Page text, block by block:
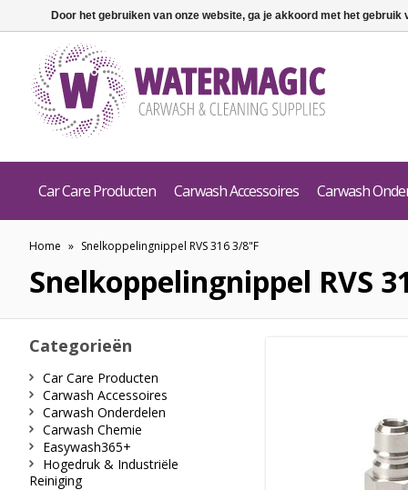
Car Care Producten Carwash Accessoires Carwash
Home » Snelkoppelingnippel RVS 316 3/8"F
Snelkoppelingnippel RVS
Categorieën
Car Care Producten
Carwash Accessoires
Carwash Onderdelen
Carwash Chemie
Easywash365+
Hogedruk & Industriële
Reiniging
Door het gebruiken van onze website, ga je akkoord met het